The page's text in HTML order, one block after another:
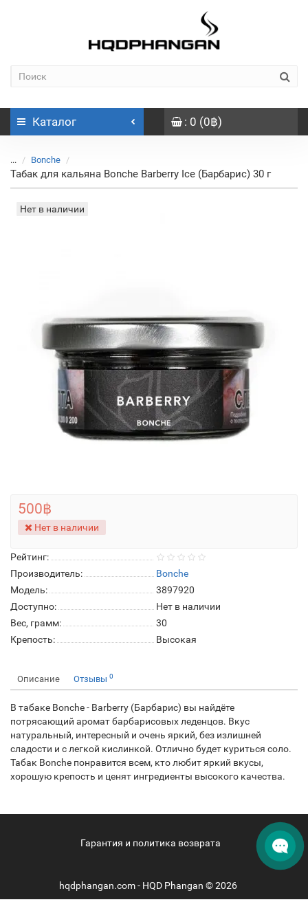
Каталог : 0 (0฿)
... Bonche
Табак для кальяна Bonche Barberry Ice (Барбарис) 30 г
Нет в наличии
Рейтинг:
Производитель:
Bonche
Модель:
3897920
Доступно:
Нет в наличии
Вес, грамм:
30
Крепость:
Высокая
500฿
Нет в наличии
Описание Отзывы 0
В табаке Bonche - Barberry (Барбарис) вы найдёте
потрясающий аромат барбарисовых леденцов. Вкус
натуральный, интересный и очень яркий, без излишней
сладости и с легкой кислинкой. Отлично будет куриться соло.
Табак Bonche понравится всем, кто любит яркий вкусы,
хорошую крепость и ценят ингредиенты высокого качества.
Гарантия и политика возврата
hqdphangan.com - HQD Phangan © 2026